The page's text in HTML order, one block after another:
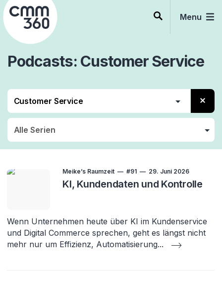
Skip
to
content
Menu
Podcasts Customer Service
Customer Service CX
Meike’s Raumzeit #91 29. Juni 2026
KI, Kundendaten und Kontrolle
Wenn Unternehmen heute über KI im Kundenservice
und Digital Commerce sprechen, geht es längst nicht
mehr nur um Effizienz, Automatisierung...